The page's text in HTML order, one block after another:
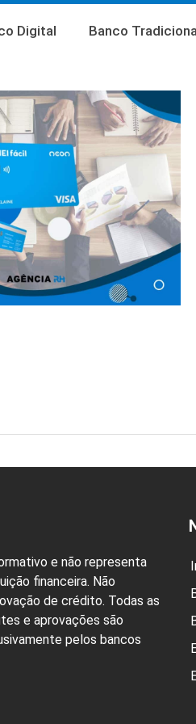
Digital Banco
e não representa
financeira. Não
de crédito. Todas as
e aprovações são
pelos bancos